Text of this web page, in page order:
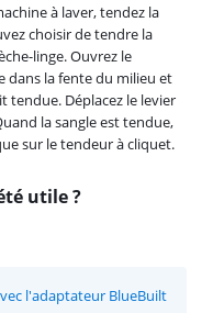
à laver, tendez la
choisir de tendre la
linge. Ouvrez le
dans la fente du milieu et
tendue. Déplacez le levier
la sangle est tendue,
sur le tendeur à cliquet.
utile ?
l'adaptateur BlueBuilt